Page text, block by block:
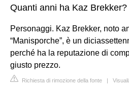
Quanti anni ha Kaz Brekker?
Personaggi. Kaz Brekker, noto
“Manisporche”, è un
perché ha la reputazione di
giusto prezzo.
Richiesta di rimozione della fonte |